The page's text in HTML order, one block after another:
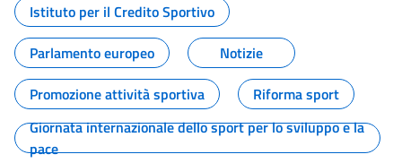
Istituto per il Credito Sportivo
Parlamento europeo
Notizie
Promozione attività sportiva
Riforma sport
Giornata internazionale dello sport per lo sviluppo e la
pace